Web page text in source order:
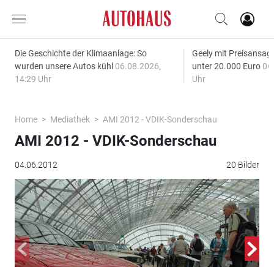
Die Geschichte der Klimaanlage: So
wurden unsere Autos kühl 06.08.2026,
14:29 Uhr
Geely mit
unter 20.000 Euro
Uhr
Home Mediathek AMI 2012 - VDIK-Sonderschau
04.06.2012 20 Bilder
AMI 2012 - VDIK-Sonderschau